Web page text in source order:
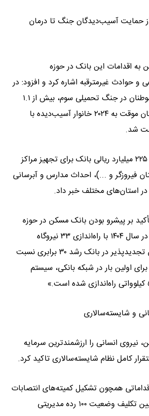
حمایت آسیب‌دیدگان جنگ تا درمان
به اقدامات این بانک در حوزه
و حوادث غیرمترقبه اشاره کرد و افزود: در
راستای حمایت از هموطنان در جنگ تحمیلی سوم، بیش از ۱.۱
همت وام ودیعه اسکان موقت به ۲۰۲۴ خانوار آسیب‌دیده با
شد.
وی همچنین از کمک ۲۲۵ میلیارد ریالی بانک برای تجهیز مراکز
فیروزگر و ...)، احداث مدارس و آبرسانی
استان‌های مختلف خبر داد.
بر پیشرو بودن بانک مسکن در حوزه
انرژی‌های سبز گفت: در سال ۱۴۰۴ با راه‌اندازی ۳۳ نیروگاه
خورشیدی، تولید برق تجدیدپذیر در بانک رشد ۳۰ برابری نسبت
اولین بار در شبکه بانکی، سیستم
و شایسته‌سالاری
نیروی انسانی را ارزشمندترین سرمایه
کامل نظام شایسته‌سالاری تاکید کرد.
همچون تشکیل کمیته‌های انتصابات
و جبران خدمات، تعیین تکلیف وضعیت ۱۰۰ رده مدیریتی